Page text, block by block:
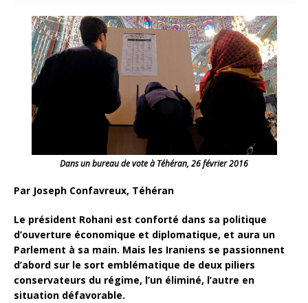
Dans un bureau de vote à Téhéran, 26 février 2016
Par Joseph Confavreux, Téhéran
Le président Rohani est conforté dans sa politique
d’ouverture économique et diplomatique, et aura un
Parlement à sa main. Mais les Iraniens se passionnent
d’abord sur le sort emblématique de deux piliers
conservateurs du régime, l’un éliminé, l’autre en
situation défavorable.